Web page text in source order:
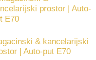
& kancelarijski
| Auto-put E70